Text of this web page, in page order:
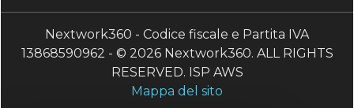
Nextwork360 - Codice fiscale e Partita IVA
13868590962 - © 2026 Nextwork360. ALL RIGHTS
RESERVED. ISP AWS
Mappa del sito